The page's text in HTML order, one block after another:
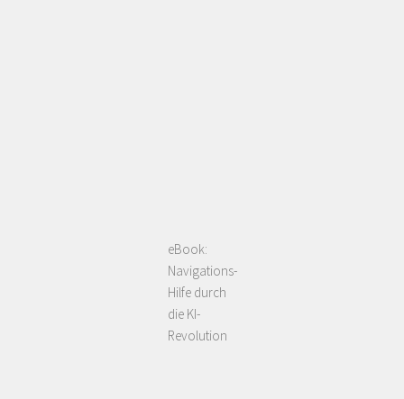
eBook:
Navigations-
Hilfe durch
die KI-
Revolution